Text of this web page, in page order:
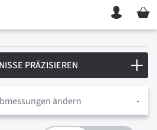
Mein
ändern
PRÄZISIEREN